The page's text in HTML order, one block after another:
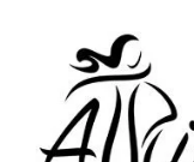
Перейти
навигации
Перейти
содержимому